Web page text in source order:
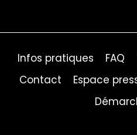
Infos pratiques FAQ
Contact
Espace